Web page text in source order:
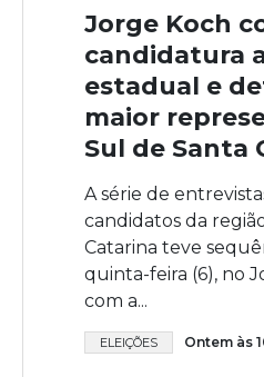
Jorge Koch
candidatura
estadual e
maior
Sul de Santa
A série de
candidatos da
Catarina teve
quinta-feira (6), no
com a...
ELEIÇÕES Ontem às